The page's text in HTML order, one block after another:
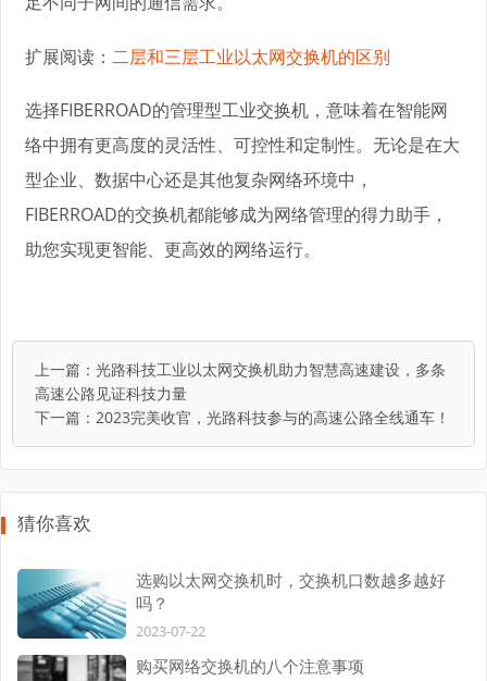
扩展阅读： 二层和三层工业以太网交换机的区别
选择FIBERROAD的管理型工业交换机，意味着在智能网
络中拥有更高度的灵活性、可控性和定制性。无论是在大
型企业、数据中心还是其他复杂网络环境中，
FIBERROAD的交换机都能够成为网络管理的得力助手，
助您实现更智能、更高效的网络运行。
上一篇： 光路科技工业以太网交换机助力智慧高速建设，多条
高速公路见证科技力量
下一篇： 2023完美收官，光路科技参与的高速公路全线通车！
猜你喜欢
选购以太网交换机时，交换机口数越多越好
吗？
2023-07-22
购买网络交换机的八个注意事项